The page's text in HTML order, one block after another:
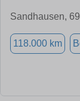
Sandhausen,
118.000 km